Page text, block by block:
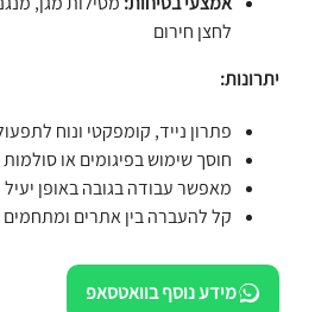
לחצן חירום
יתרונות:
פתרון נייד, קומפקטי ונוח
חוסך שימוש בפיגומים או סולמות
מאפשר עבודה בגובה באופן יעיל
קל להעברה בין אתרים ומתחמים
מידע נוסף בוואטסאפ